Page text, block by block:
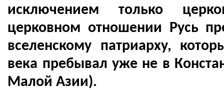
исключением только
церковном отношении Русь
вселенскому патриарху,
века пребывал уже не в
Малой Азии).